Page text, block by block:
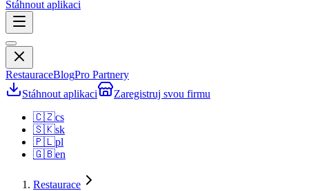
Stáhnout aplikaci
RestauraceBlogPro Partnery
Stáhnout aplikaci
Zaregistruj svou firmu
🇨🇿cs
🇸🇰sk
🇵🇱pl
🇬🇧en
Restaurace